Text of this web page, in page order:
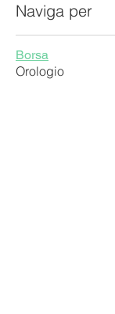
Naviga per
Borsa
Orologio